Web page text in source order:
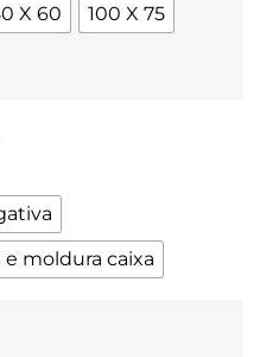
X 60
100 X 75
moldura caixa